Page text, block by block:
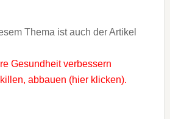
Thema ist auch der Artikel
Gesundheit verbessern
abbauen (hier klicken).